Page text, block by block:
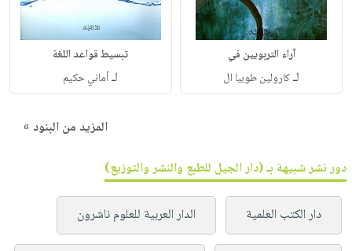
آراء التربويين في
لـكارولين طوبيا ال
تبسيط قواعد اللغة
لـأماني حكيم
المزيد من البنود »
دور نشر شبيهة بـ (دار الجيل للطبع والنشر والتوزيع)
دار الكتب العلمية الدار العربية للعلوم ناشرون